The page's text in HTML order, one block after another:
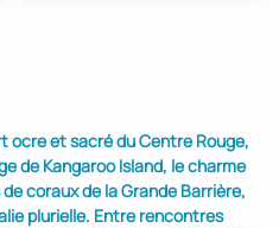
ocre et sacré du Centre Rouge,
de Kangaroo Island, le charme
coraux de la Grande Barrière,
plurielle. Entre rencontres